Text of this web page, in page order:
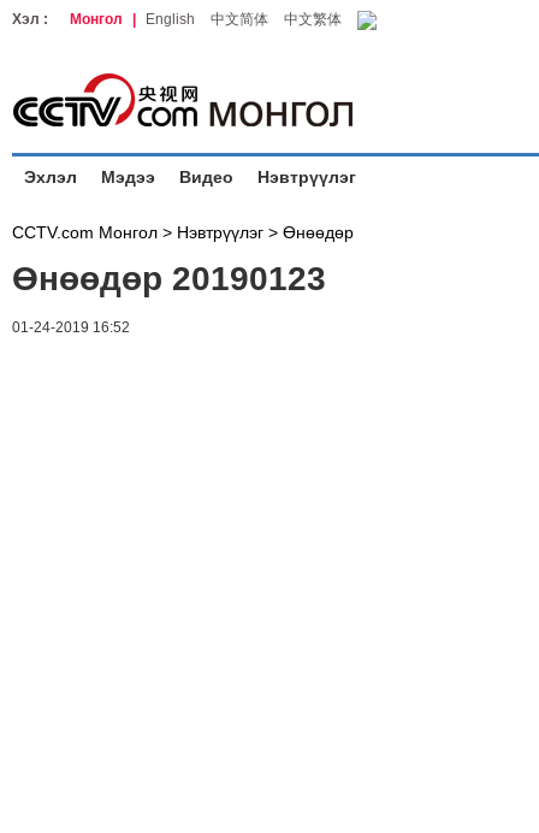
Хэл : Монгол English 中文简体 中文繁体
Эхлэл Мэдээ Видео Нэвтрүүлэг
CCTV.com Монгол > Нэвтрүүлэг > Өнөөдөр
Өнөөдөр 20190123
01-24-2019 16:52